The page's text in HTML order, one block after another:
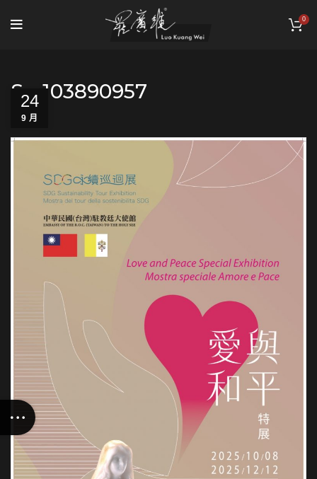
0
S__103890957
24
9 月